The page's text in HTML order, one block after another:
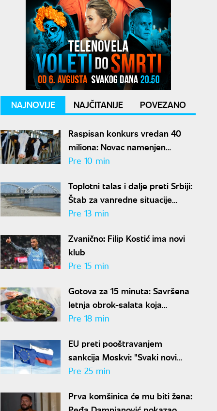
NAJNOVIJE NAJČITANIJE POVEZANO
Raspisan konkurs vredan 40
miliona: Novac namenjen
stočarima u Vojvodini
Pre 10 min
Toplotni talas i dalje preti Srbiji:
Štab za vanredne situacije
zabranio nepotrebnu potrošnju
Pre 13 min
Zvanično: Filip Kostić ima novi
klub
Pre 15 min
Gotova za 15 minuta: Savršena
letnja obrok-salata koja
osvežava, dugo drži sitost i ima
Pre 18 min
EU preti pooštravanjem
sankcija Moskvi: "Svaki novi
napad na Ukrajinu dodatni je
Pre 25 min
Prva komšinica će mu biti žena: